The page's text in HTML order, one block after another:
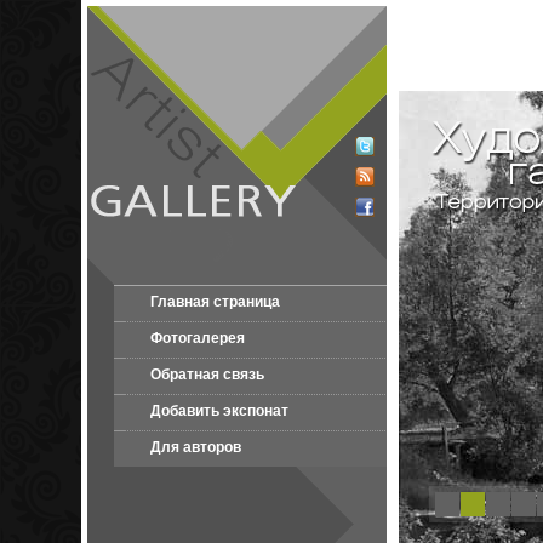
Главная страница
Фотогалерея
Обратная связь
Добавить экспонат
Для авторов